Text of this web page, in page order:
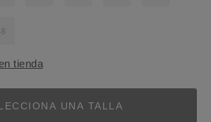
tienda
UNA TALLA